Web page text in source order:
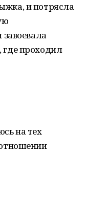
и потрясла
где проходил
на тех